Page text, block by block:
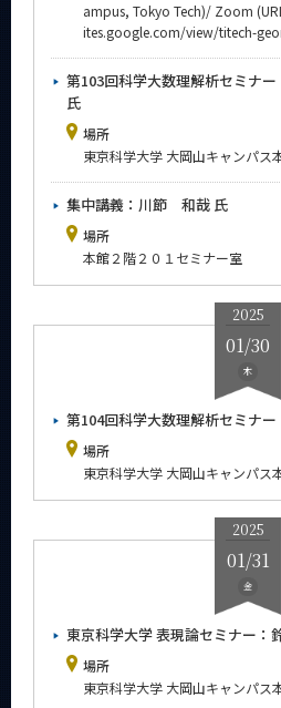
ampus, Tokyo Tech)/ Zoom
ites.google.com/view/titech-
第103回科学大数理解析セミナ
氏
場所
東京科学大学 大岡山キャンパス
集中講義：川節 和哉 氏
場所
本館２階２０１セミナー室
2025
01/30
木
第104回科学大数理解析セミナ
場所
東京科学大学 大岡山キャンパス
2025
01/31
金
東京科学大学 表現論セミナー：
場所
東京科学大学 大岡山キャンパス